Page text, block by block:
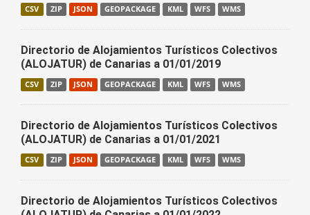
CSV ZIP JSON GEOPACKAGE KML WFS WMS
Directorio de Alojamientos Turísticos Colectivos
(ALOJATUR) de Canarias a 01/01/2019
CSV ZIP JSON GEOPACKAGE KML WFS WMS
Directorio de Alojamientos Turísticos Colectivos
(ALOJATUR) de Canarias a 01/01/2021
CSV ZIP JSON GEOPACKAGE KML WFS WMS
Directorio de Alojamientos Turísticos Colectivos